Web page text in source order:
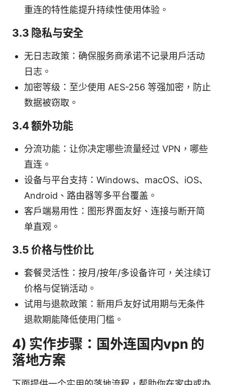
重连的特性能提升持续性使用体验。
3.3 隐私与安全
无日志政策：确保服务商承诺不记录用户活动
日志。
加密等级：至少使用 AES-256 等强加密，防止
数据被窃取。
3.4 额外功能
分流功能：让你决定哪些流量经过 VPN，哪些
直连。
设备与平台支持：Windows、macOS、iOS、
Android、路由器等多平台覆盖。
客户端易用性：图形界面友好、连接与断开简
单直观。
3.5 价格与性价比
套餐灵活性：按月/按年/多设备许可，关注续订
价格与促销活动。
试用与退款政策：新用户友好试用期与无条件
退款期能降低使用门槛。
4) 实作步骤：国外连国内vpn 的
落地方案